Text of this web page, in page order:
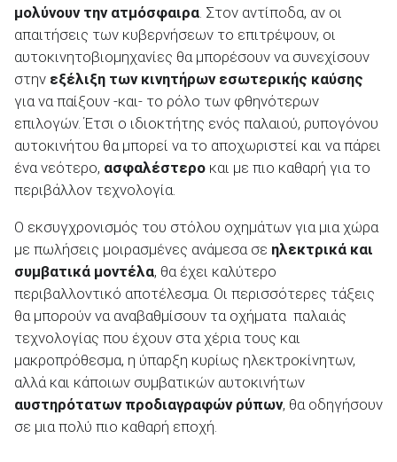
μολύνουν την ατμόσφαιρα . Στον αντίποδα, αν οι
απαιτήσεις των κυβερνήσεων το επιτρέψουν, οι
αυτοκινητοβιομηχανίες θα μπορέσουν να συνεχίσουν
στην εξέλιξη των κινητήρων εσωτερικής καύσης
για να παίξουν -και- το ρόλο των φθηνότερων
επιλογών. Έτσι ο ιδιοκτήτης ενός παλαιού, ρυπογόνου
αυτοκινήτου θα μπορεί να το αποχωριστεί και να πάρει
ένα νεότερο, ασφαλέστερο και με πιο καθαρή για το
περιβάλλον τεχνολογία.
Ο εκσυγχρονισμός του στόλου οχημάτων για μια χώρα
με πωλήσεις μοιρασμένες ανάμεσα σε ηλεκτρικά και
συμβατικά μοντέλα, θα έχει καλύτερο
περιβαλλοντικό αποτέλεσμα. Οι περισσότερες τάξεις
θα μπορούν να αναβαθμίσουν τα οχήματα παλαιάς
τεχνολογίας που έχουν στα χέρια τους και
μακροπρόθεσμα, η ύπαρξη κυρίως ηλεκτροκίνητων,
αλλά και κάποιων συμβατικών αυτοκινήτων
αυστηρότατων προδιαγραφών ρύπων, θα οδηγήσουν
σε μια πολύ πιο καθαρή εποχή.